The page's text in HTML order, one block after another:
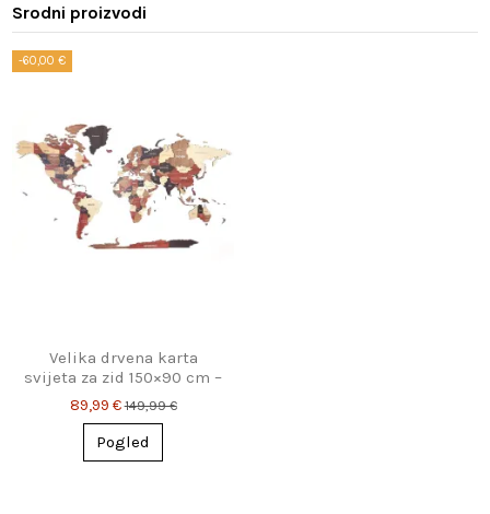
Srodni proizvodi
-60,00 €
Velika drvena karta
svijeta za zid 150×90 cm –
višebojna zidna
dekoracija za ljubitelje...
89,99 €149,99 €
Pogled